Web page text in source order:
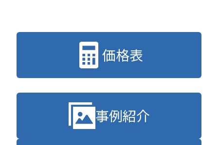
価格表
事例紹介